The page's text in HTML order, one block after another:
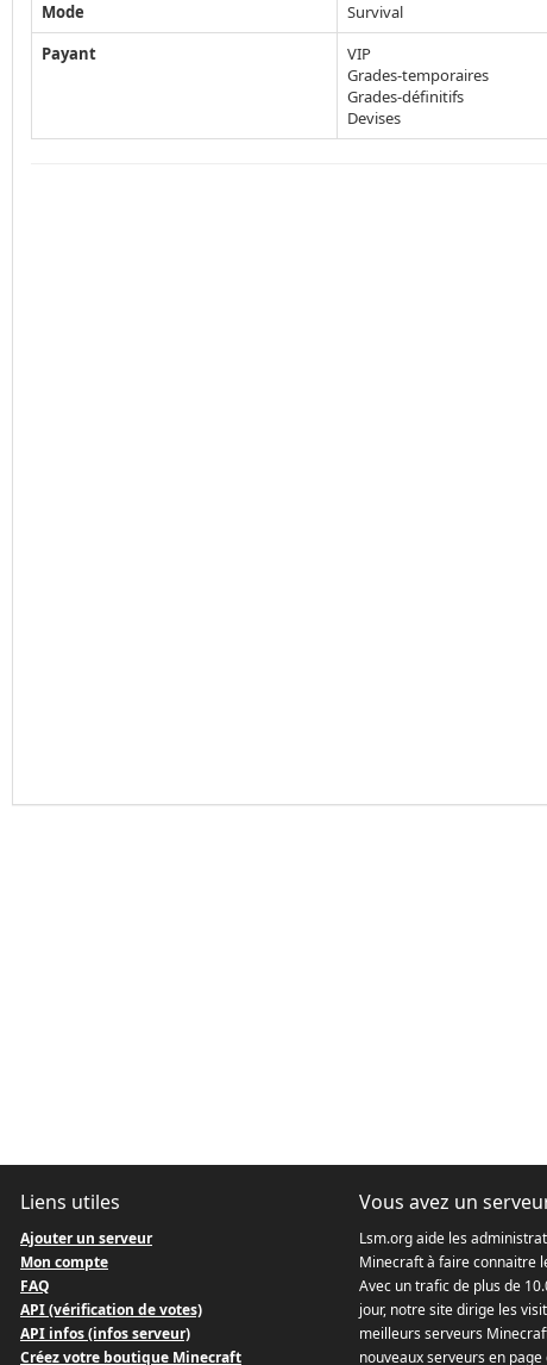
Mode
Survival
Payant
VIP
Grades-temporaires
Grades-définitifs
Devises
Liens utiles
Ajouter un serveur
Mon compte
FAQ
API (vérification de votes)
API infos (infos serveur)
Créez votre boutique Minecraft
Vous avez un
Lsm.org aide les
Minecraft à faire connaitre
Avec un trafic de plus de
jour, notre site dirige les
meilleurs serveurs
nouveaux serveurs en page